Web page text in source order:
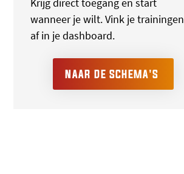
wanneer je wilt. Vink je trainingen
af in je dashboard.
NAAR DE SCHEMA'S